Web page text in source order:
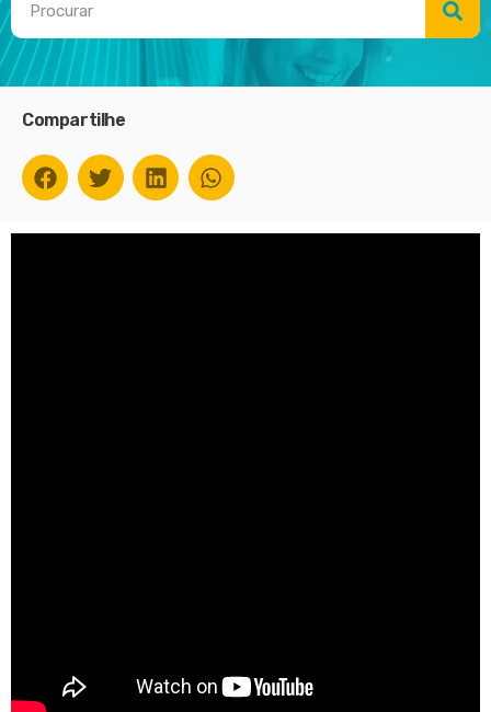
Compartilhe